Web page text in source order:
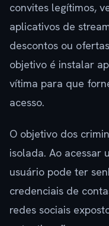
convites legítimos,
aplicativos de
descontos ou
objetivo é instalar
vítima para que
acesso.
O objetivo dos
isolada. Ao acessar
usuário pode ter
credenciais de
redes sociais